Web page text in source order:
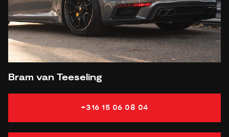
Laadvermogen 610 KG
APK tot 26-04-2025
Onderhoudsboekje aanwezig? Ja, dealeronderhouden
Bijtelling 22 %
Energielabel
Gemiddeld verbruik
Bram van Teeseling
+316 15 06 08 04